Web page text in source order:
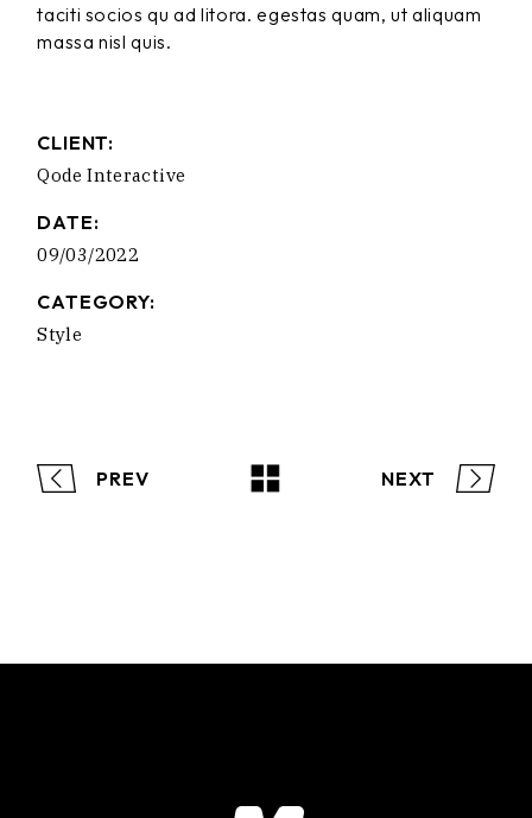
taciti socios qu ad litora. egestas quam, ut aliquam
massa nisl quis.
CLIENT:
Qode Interactive
DATE:
09/03/2022
CATEGORY:
Style
PREV NEXT